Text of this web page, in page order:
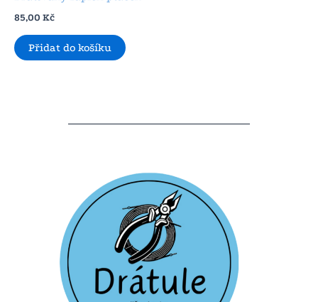
85,00 Kč
Přidat do košíku